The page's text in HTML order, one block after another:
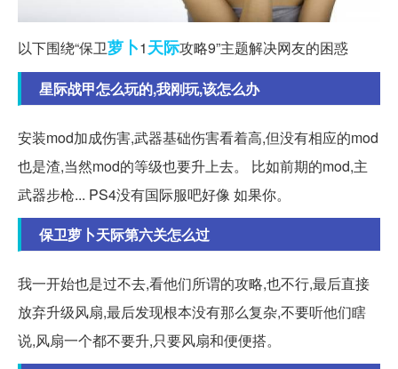
以下围绕“保卫萝卜1天际攻略9”主题解决网友的困惑
星际战甲怎么玩的,我刚玩,该怎么办
安装mod加成伤害,武器基础伤害看着高,但没有相应的mod
也是渣,当然mod的等级也要升上去。 比如前期的mod,主
武器步枪... PS4没有国际服吧好像 如果你。
保卫萝卜天际第六关怎么过
我一开始也是过不去,看他们所谓的攻略,也不行,最后直接
放弃升级风扇,最后发现根本没有那么复杂,不要听他们瞎
说,风扇一个都不要升,只要风扇和便便搭。